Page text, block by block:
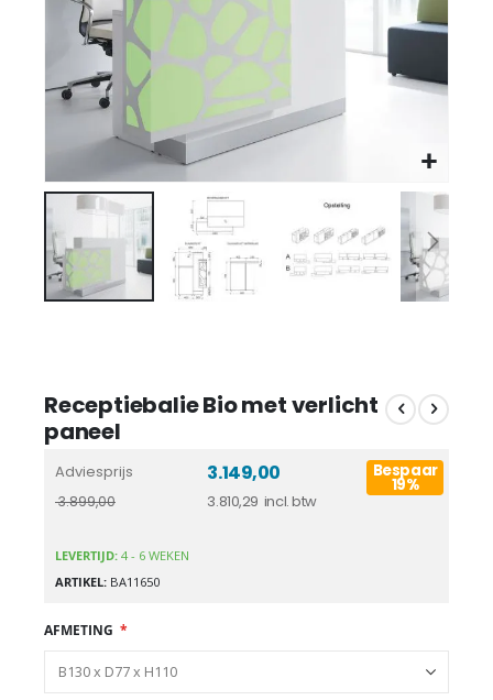
Receptiebalie Bio met verlicht
paneel
Adviesprijs
3.899,00 3.810,29
3.149,00 Bespaar
19%
LEVERTIJD: 4 - 6 WEKEN
ARTIKEL BA11650
AFMETING